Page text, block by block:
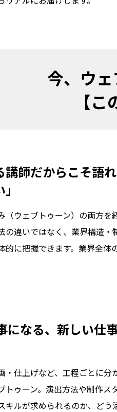
今、ウ
【
師だからこそ語
（ウェブトゥーン）の両方を
の違いではなく、業界構造・
的に把握できます。業界全体
になる、新しい仕
・仕上げなど、工程ごとに分
トゥーン。演出方法や制作ス
キルが求められるのか、どう